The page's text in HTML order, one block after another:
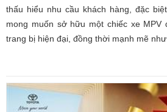
thấu hiểu nhu cầu khách hàng, đặc
mong muốn sở hữu một chiếc xe MPV
trang bị hiện đại, đồng thời mạnh mẽ